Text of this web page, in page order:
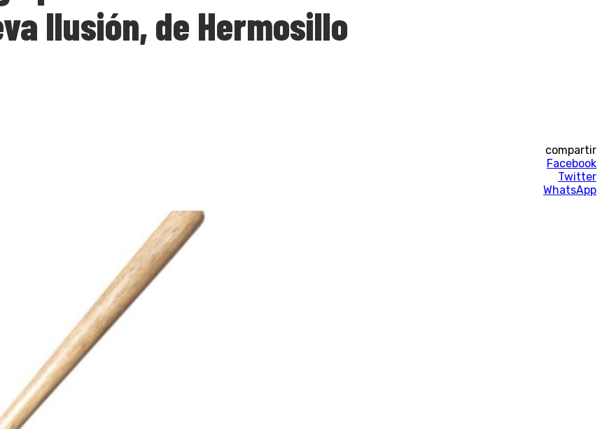
Ilusión, de Hermosillo
compartir
Facebook
Twitter
WhatsApp